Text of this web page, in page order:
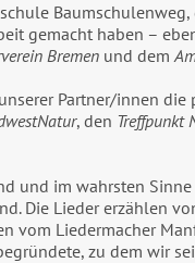
gemacht haben –
Bremen und dem
Partner/innen
, den Treffpunkt
und im wahrsten
Die Lieder erzählen
vom Liedermacher
zu dem wir